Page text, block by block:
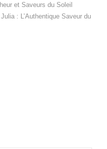
et Saveurs du Soleil
: L’Authentique Saveur du